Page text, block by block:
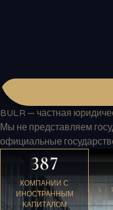
BULR — частная
Мы не представляем
официальные
387
КОМПАНИИ С
ИНОСТРАННЫМ
КАПИТАЛОМ